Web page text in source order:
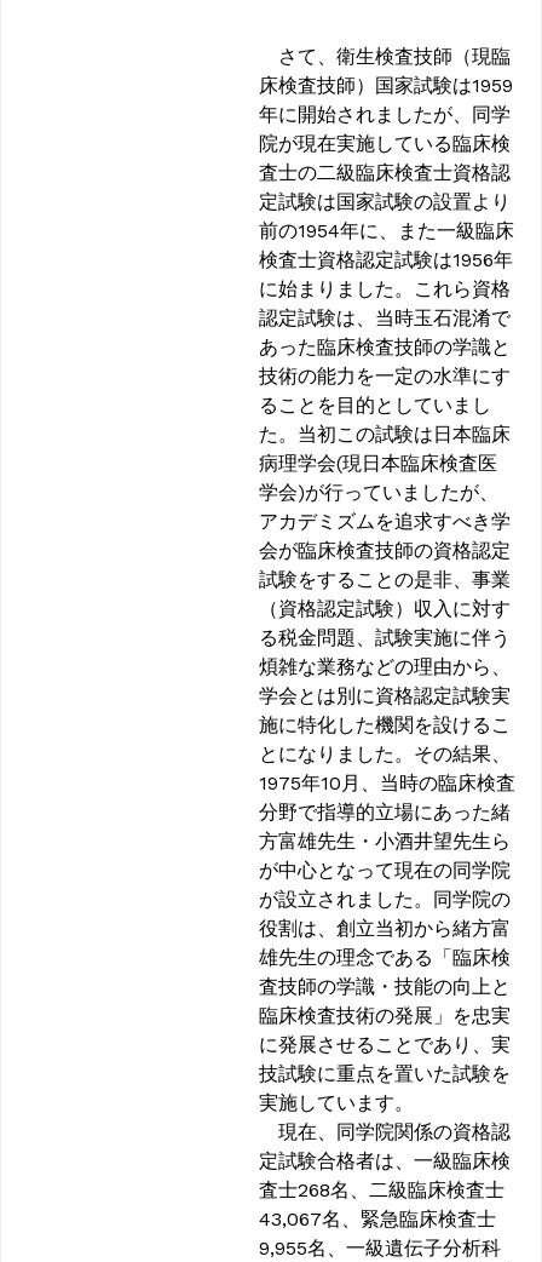
さて、衛生検査技師（現臨
床検査技師）国家試験は1959
年に開始されましたが、同学
院が現在実施している臨床検
査士の二級臨床検査士資格認
定試験は国家試験の設置より
前の1954年に、また一級臨床
検査士資格認定試験は1956年
に始まりました。これら資格
認定試験は、当時玉石混淆で
あった臨床検査技師の学識と
技術の能力を一定の水準にす
ることを目的としていまし
た。当初この試験は日本臨床
病理学会(現日本臨床検査医
学会)が行っていましたが、
アカデミズムを追求すべき学
会が臨床検査技師の資格認定
試験をすることの是非、事業
（資格認定試験）収入に対す
る税金問題、試験実施に伴う
煩雑な業務などの理由から、
学会とは別に資格認定試験実
施に特化した機関を設けるこ
とになりました。その結果、
1975年10月、当時の臨床検査
分野で指導的立場にあった緒
方富雄先生・小酒井望先生ら
が中心となって現在の同学院
が設立されました。同学院の
役割は、創立当初から緒方富
雄先生の理念である「臨床検
査技師の学識・技能の向上と
臨床検査技術の発展」を忠実
に発展させることであり、実
技試験に重点を置いた試験を
実施しています。
現在、同学院関係の資格認
定試験合格者は、一級臨床検
査士268名、二級臨床検査士
43,067名、緊急臨床検査士
9,955名、一級遺伝子分析科